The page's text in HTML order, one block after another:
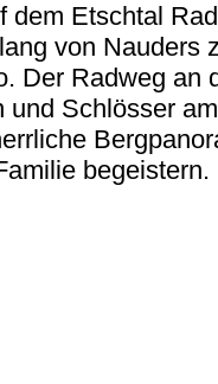
dem Etschtal
von Nauders
Der Radweg an
und Schlösser
begeistern.